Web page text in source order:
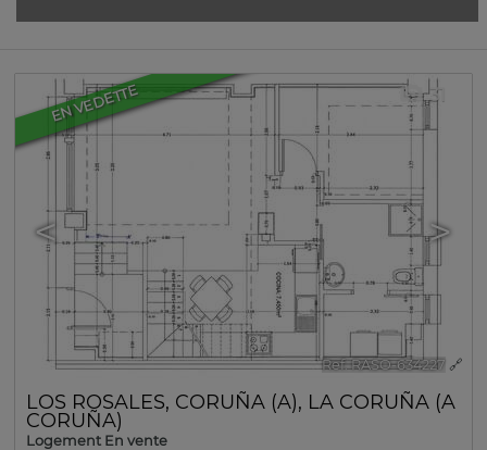
EN VEDETTE
< >
31
Ref. RASO-634227 🔗
LOS ROSALES, CORUÑA (A), LA CORUÑA (A
CORUÑA)
Logement En vente